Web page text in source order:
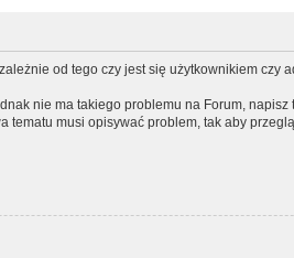
od tego czy jest się użytkownikiem czy
nie ma takiego problemu na Forum, napisz
musi opisywać problem, tak aby